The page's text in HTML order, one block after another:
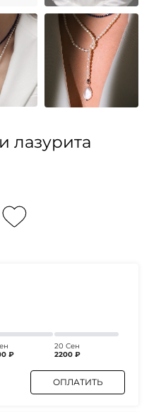
лазурита
₽
20 Сен
2200 ₽
ОПЛАТИТЬ